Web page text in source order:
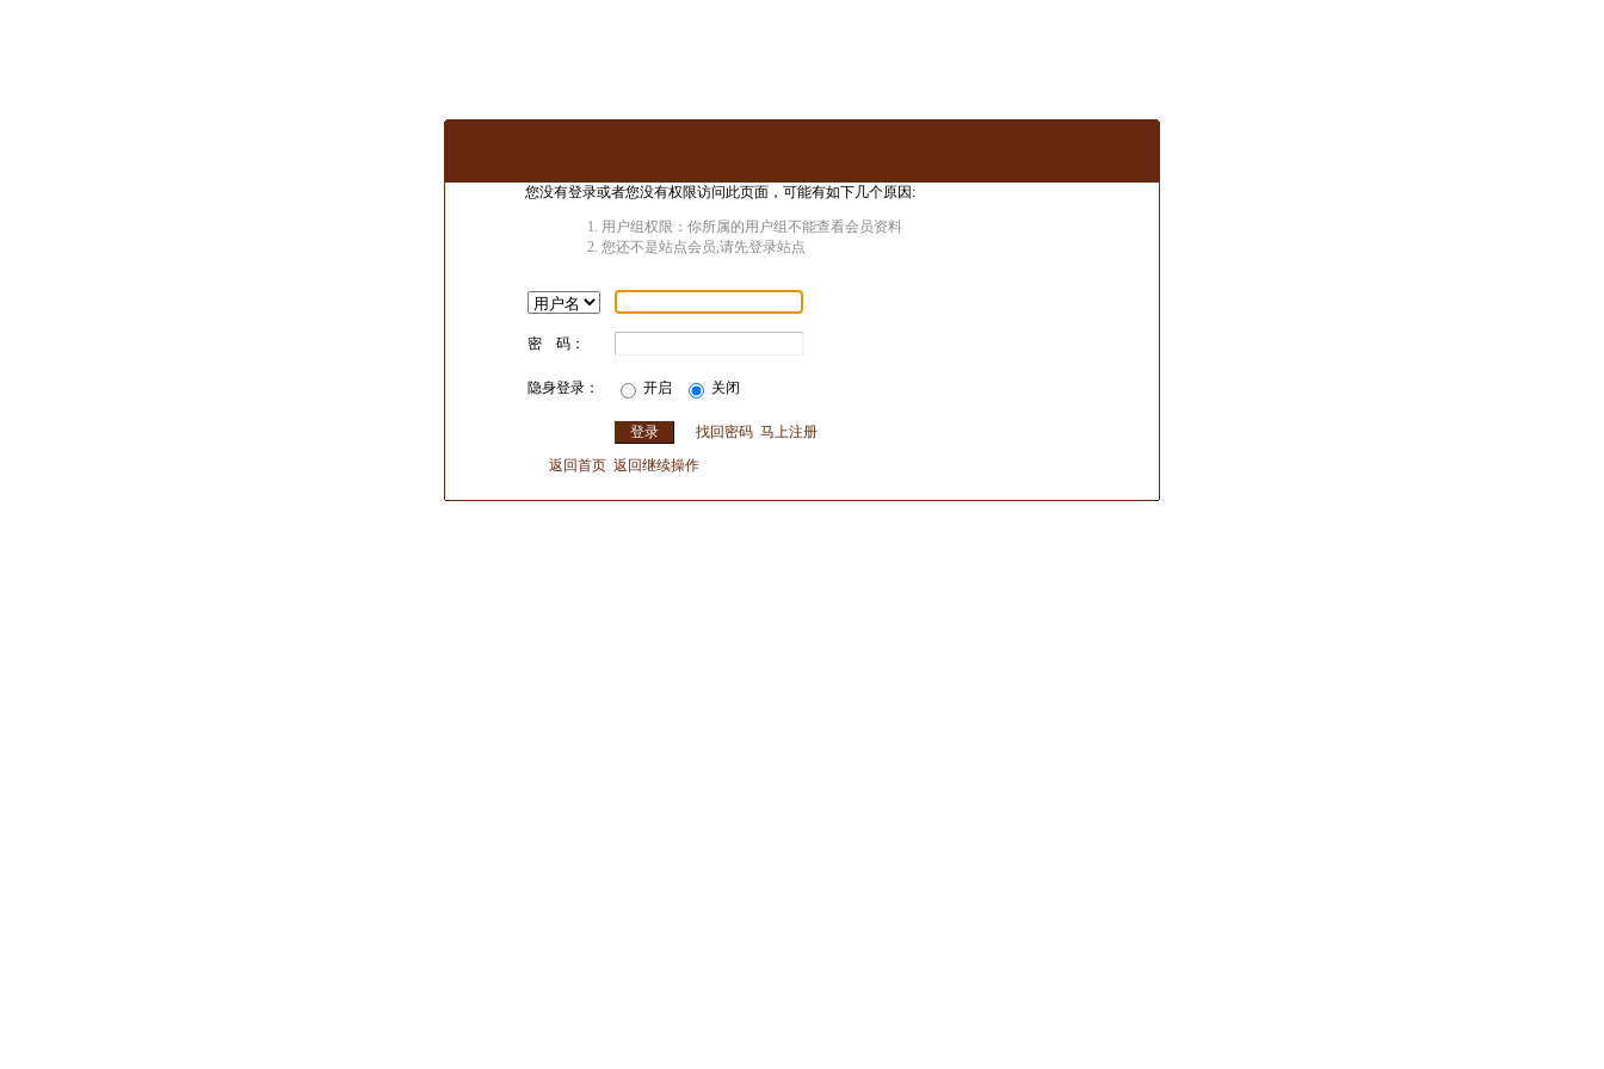
您没有登录或者您没有权限访问此页面，可能有如下几个原因:
用户组权限：你所属的用户组不能查看会员资料
您还不是站点会员,请先登录站点
密 码：
隐身登录： 开启 关闭
找回密码 马上注册
返回首页 返回继续操作